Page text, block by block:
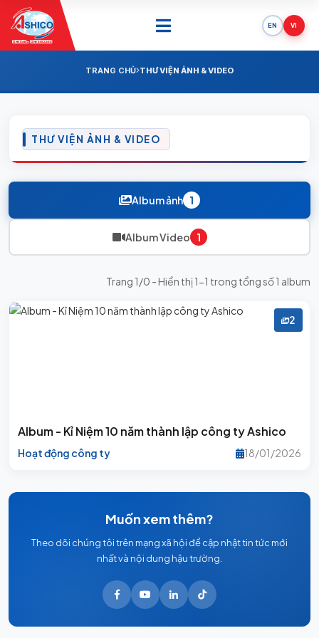
ONE SAIL - ONE SUCCESS
EN VI
TRANG CHỦ THƯ VIỆN ẢNH & VIDEO
THƯ VIỆN ẢNH & VIDEO
Album ảnh 1
Album Video 1
Trang 1/0 - Hiển thị 1-1 trong tổng số 1 album
2
Album - Kỉ Niệm 10 năm thành lập công ty Ashico
Hoạt động công ty 18/01/2026
Muốn xem thêm?
Theo dõi chúng tôi trên mạng xã hội để cập nhật tin tức mới
nhất và nội dung hậu trường.